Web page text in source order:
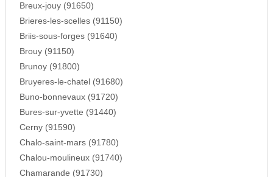
Breux-jouy (91650)
Brieres-les-scelles (91150)
Briis-sous-forges (91640)
Brouy (91150)
Brunoy (91800)
Bruyeres-le-chatel (91680)
Buno-bonnevaux (91720)
Bures-sur-yvette (91440)
Cerny (91590)
Chalo-saint-mars (91780)
Chalou-moulineux (91740)
Chamarande (91730)